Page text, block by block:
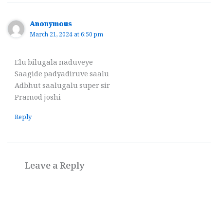
Anonymous
March 21, 2024 at 6:50 pm
Elu bilugala naduveye
Saagide padyadiruve saalu
Adbhut saalugalu super sir
Pramod joshi
Reply
Leave a Reply